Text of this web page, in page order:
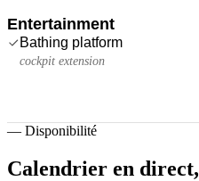
Entertainment
Bathing platform
cockpit extension
— Disponibilité
Calendrier en direct,